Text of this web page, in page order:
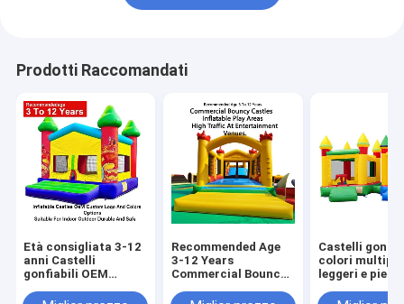
Prodotti Raccomandati
Età consigliata 3-12
anni Castelli
gonfiabili OEM
personalizzate di
Recommended Age
3-12 Years
Commercial Bouncy
Play Areas Designed
Castelli
colori multipli
leggeri e
trasporto con